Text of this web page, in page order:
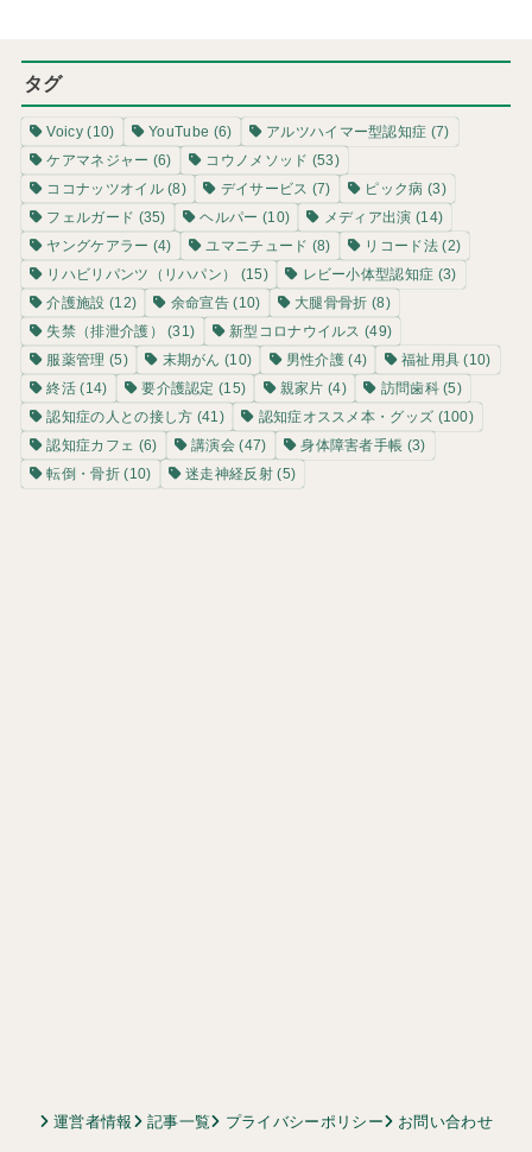
タグ
Voicy(10) YouTube (6) アルツハイマー型認知症 (7)
ケアマネジャー (6) コウノメソッド (53)
ココナッツオイル(8) デイサービス (7) ピック病 (3)
フェルガード (35) ヘルパー (10) メディア出演 (14)
ヤングケアラー (4) ユマニチュード (8) リコード法(2)
リハビリパンツ（リハパン）
(15) レビー小体型認知症 (3)
介護施設 (12) 余命宣告 (10) 大腿骨骨折 (8)
失禁（排泄介護）
(31) 新型コロナウイルス (49)
服薬管理 (5) 末期がん (10) 男性介護 (4) 福祉用具 (10)
終活 (14) 要介護認定 (15) 親家片 (4) 訪問歯科(5)
認知症の人との接し方 (41) 認知症オススメ本・グッズ (100)
認知症カフェ (6) 講演会 (47) 身体障害者手帳 (3)
転倒・骨折(10) 迷走神経反射(5)
運営者情報 記事一覧 プライバシーポリシー お問い合わせ